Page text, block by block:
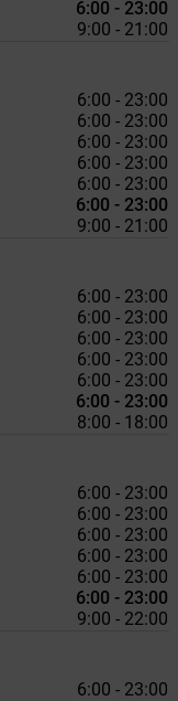
6:00 - 23:00
9:00 - 21:00
6:00 - 23:00
6:00 - 23:00
6:00 - 23:00
6:00 - 23:00
6:00 - 23:00
6:00 - 23:00
9:00 - 21:00
6:00 - 23:00
6:00 - 23:00
6:00 - 23:00
6:00 - 23:00
6:00 - 23:00
6:00 - 23:00
8:00 - 18:00
6:00 - 23:00
6:00 - 23:00
6:00 - 23:00
6:00 - 23:00
6:00 - 23:00
6:00 - 23:00
9:00 - 22:00
6:00 - 23:00